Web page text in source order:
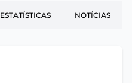
ESTATÍSTICAS NOTÍCIAS